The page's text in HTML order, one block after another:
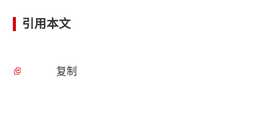
引用本文
复制